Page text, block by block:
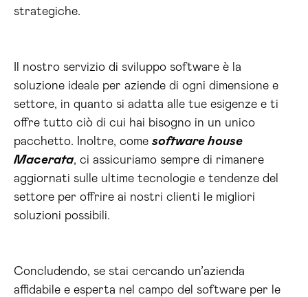
strategiche.
Il nostro servizio di sviluppo software è la
soluzione ideale per aziende di ogni dimensione e
settore, in quanto si adatta alle tue esigenze e ti
offre tutto ciò di cui hai bisogno in un unico
pacchetto. Inoltre, come software house
Macerata, ci assicuriamo sempre di rimanere
aggiornati sulle ultime tecnologie e tendenze del
settore per offrire ai nostri clienti le migliori
soluzioni possibili.
Concludendo, se stai cercando un’azienda
affidabile e esperta nel campo del software per le